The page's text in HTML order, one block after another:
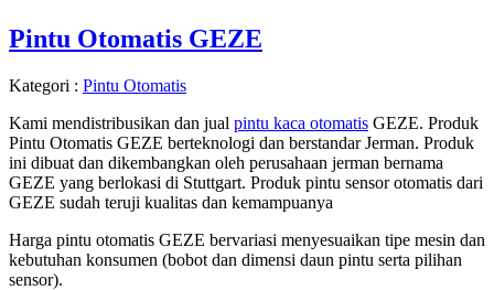
Pintu Otomatis GEZE
Kategori : Pintu Otomatis
Kami mendistribusikan dan jual pintu kaca otomatis GEZE. Produk
Pintu Otomatis GEZE berteknologi dan berstandar Jerman. Produk
ini dibuat dan dikembangkan oleh perusahaan jerman bernama
GEZE yang berlokasi di Stuttgart. Produk pintu sensor otomatis dari
GEZE sudah teruji kualitas dan kemampuanya
Harga pintu otomatis GEZE bervariasi menyesuaikan tipe mesin dan
kebutuhan konsumen (bobot dan dimensi daun pintu serta pilihan
sensor).